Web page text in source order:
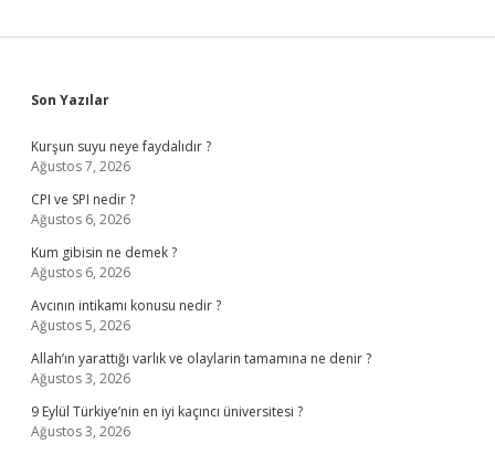
Sidebar
Son Yazılar
Kurşun suyu neye faydalıdır ?
Ağustos 7, 2026
CPI ve SPI nedir ?
Ağustos 6, 2026
Kum gibisin ne demek ?
Ağustos 6, 2026
Avcının intikamı konusu nedir ?
Ağustos 5, 2026
Allah’ın yarattığı varlık ve olaylarin tamamına ne denir ?
Ağustos 3, 2026
9 Eylül Türkiye’nin en iyi kaçıncı üniversitesi ?
Ağustos 3, 2026